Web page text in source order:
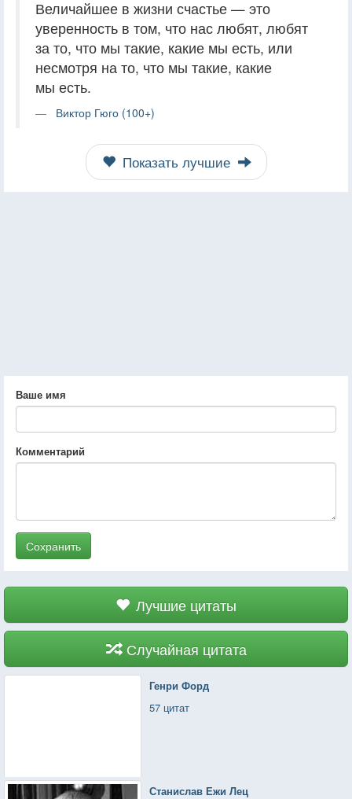
Величайшее в жизни счастье — это
уверенность в том, что нас любят, любят
за то, что мы такие, какие мы есть, или
несмотря на то, что мы такие, какие
мы есть.
Виктор Гюго (100+)
Показать лучшие
Ваше имя
Комментарий
Сохранить
Лучшие цитаты
Случайная цитата
Генри Форд
57 цитат
Станислав Ежи Лец